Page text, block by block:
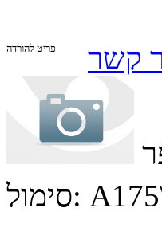
פריט להורדה קשר
סימול: